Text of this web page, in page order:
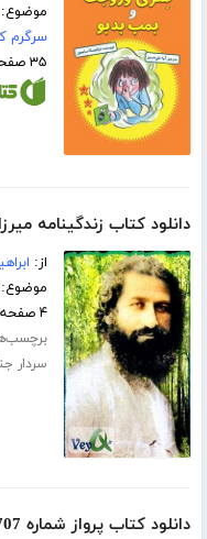
موضوع:
سرگرم
۳۵ صفحه
دانلود کتاب زندگینامه
از:
۴ صفحه
سردار
دانلود کتاب پرواز شماره 707